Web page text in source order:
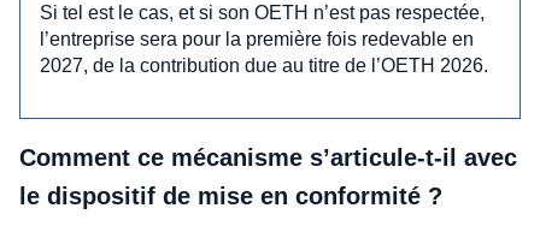
Si tel est le cas, et si son OETH n’est pas respectée,
l’entreprise sera pour la première fois redevable en
2027, de la contribution due au titre de l’OETH 2026.
Comment ce mécanisme s’articule-t-il avec
le dispositif de mise en conformité ?